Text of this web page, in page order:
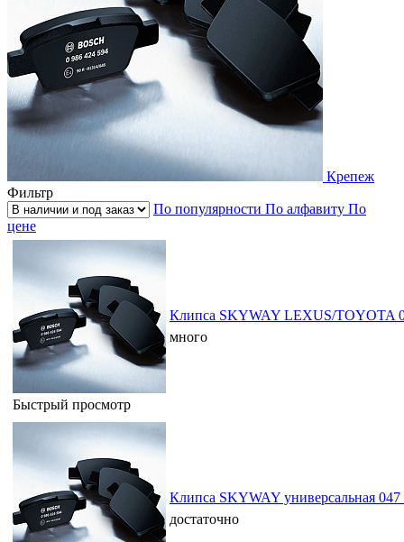
Крепеж
Фильтр
По популярности По алфавиту По
цене
Быстрый просмотр
Клипса SKYWAY LEXUS/TOYOTA
много
Клипса SKYWAY универсальная 047
достаточно